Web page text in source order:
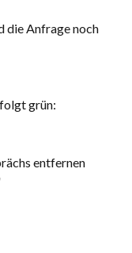
die Anfrage noch
grün:
entfernen